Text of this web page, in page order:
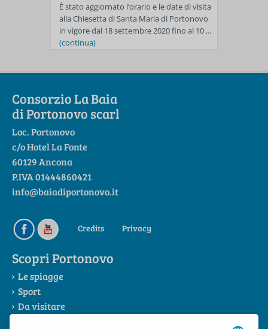
È stato aggiornato l’orario e le date di visita
alla Chiesetta di Santa Maria di Portonovo
in vigore dal 18 settembre 2020 fino al 10 ...
(continua)
Consorzio La Baia
di Portonovo scarl
Loc. Portonovo
c/o Hotel La Fonte
60129 Ancona
P.IVA 01444860421
info@baiadiportonovo.it
Credits Privacy
Scopri Portonovo
Le spiagge
Sport
Da visitare